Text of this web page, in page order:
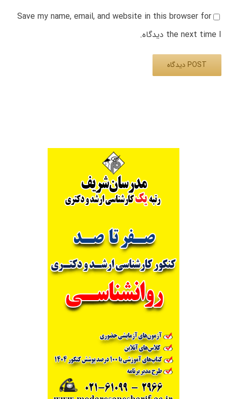
Save my name, email, and website in this browser for
the next time I دیدگاه.